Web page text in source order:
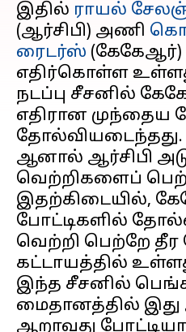
இதில் ராயல்
(ஆர்சிபி) அணி
ரைடர்ஸ்
எதிர்கொள்ள
நடப்பு சீசனில்
எதிரான முந்தைய
தோல்வியடைந்தது.
ஆனால் ஆர்சிபி
வெற்றிகளைப்
இதற்கிடையில்,
போட்டிகளில்
வெற்றி பெற்றே
கட்டாயத்தில்
இந்த சீசனில்
மைதானத்தில் இது
ஆறாவது